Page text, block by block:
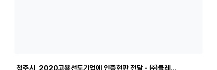
청주시, 2020고용선도기업에 인증현판 전달 - ㈜클레…